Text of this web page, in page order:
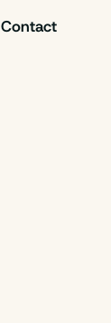
Contact